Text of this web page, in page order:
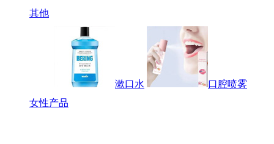
其他
漱口水
口腔喷雾
女性产品